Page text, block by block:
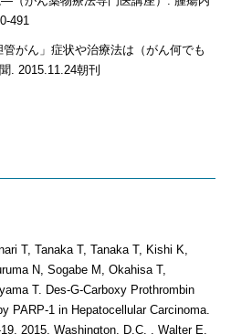
491
がん」症状や治療法は（がん何でも
. 2015.11.24朝刊
T, Tanaka T, Tanaka T, Kishi K,
N, Sogabe M, Okahisa T,
T. Des-G-Carboxy Prothrombin
PARP-1 in Hepatocellular Carcinoma.
2015, Washington, D.C. , Walter E.